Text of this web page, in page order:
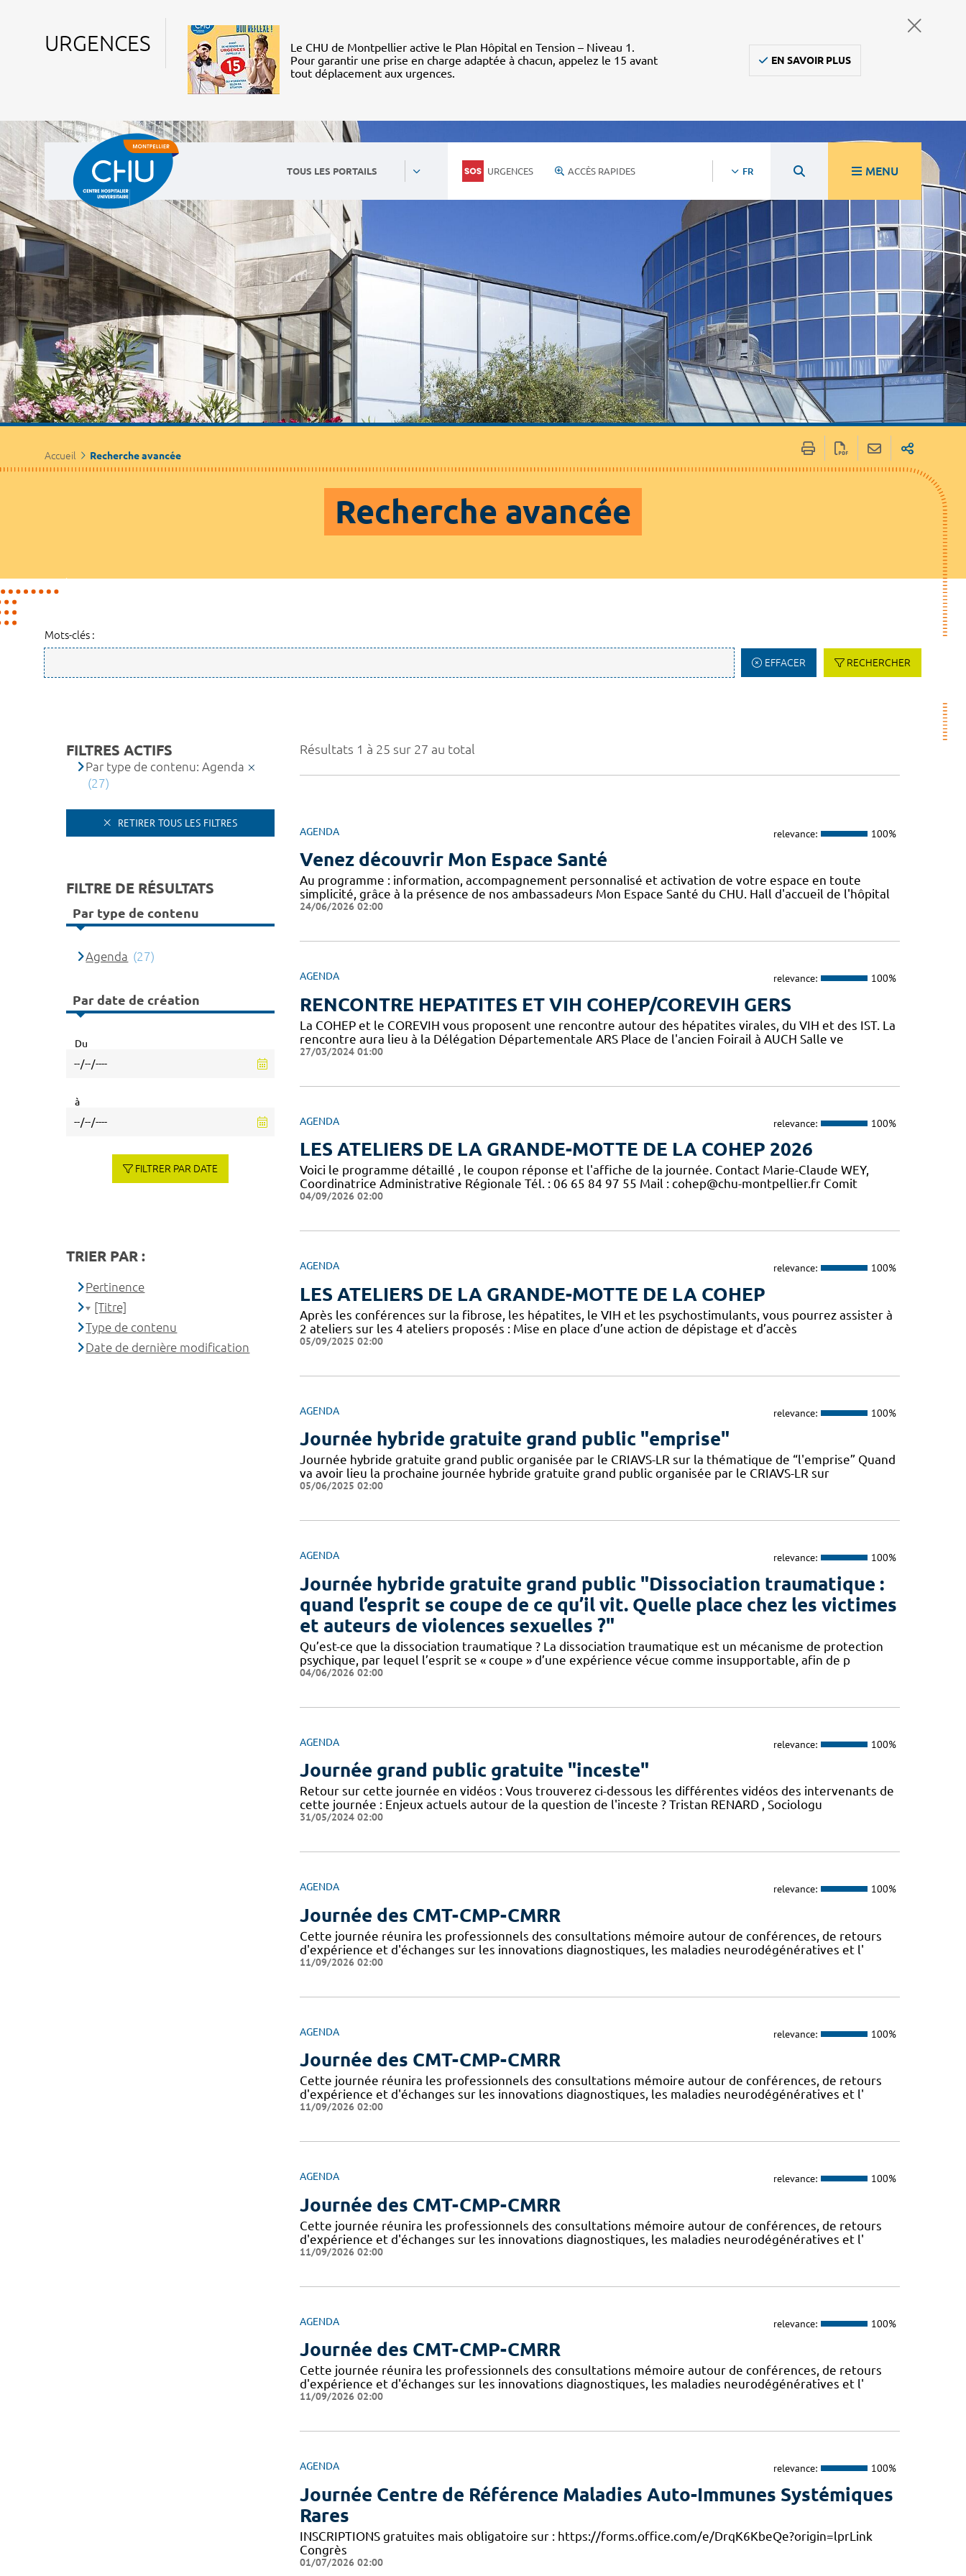
URGENCES
Le CHU de Montpellier active le Plan Hôpital en Tension – Niveau 1.
Pour garantir une prise en charge adaptée à chacun, appelez le 15 avant
tout déplacement aux urgences.
EN SAVOIR PLUS
TOUS LES PORTAILS URGENCES ACCÈS RAPIDES FR MENU
Accueil Recherche avancée
Recherche avancée
Mots-clés :
EFFACER RECHERCHER
Résultats 1 à 25 sur 27 au total
AGENDA relevance: 100%
Venez découvrir Mon Espace Santé
Au programme : information, accompagnement personnalisé et activation de votre espace en toute
simplicité, grâce à la présence de nos ambassadeurs Mon Espace Santé du CHU. Hall d'accueil de l'hôpital
24/06/2026 02:00
AGENDA relevance: 100%
RENCONTRE HEPATITES ET VIH COHEP/COREVIH GERS
La COHEP et le COREVIH vous proposent une rencontre autour des hépatites virales, du VIH et des IST. La
rencontre aura lieu à la Délégation Départementale ARS Place de l'ancien Foirail à AUCH Salle ve
27/03/2024 01:00
AGENDA relevance: 100%
LES ATELIERS DE LA GRANDE-MOTTE DE LA COHEP 2026
Voici le programme détaillé , le coupon réponse et l'affiche de la journée. Contact Marie-Claude WEY,
Coordinatrice Administrative Régionale Tél. : 06 65 84 97 55 Mail : cohep@chu-montpellier.fr Comit
04/09/2026 02:00
AGENDA relevance: 100%
LES ATELIERS DE LA GRANDE-MOTTE DE LA COHEP
Après les conférences sur la fibrose, les hépatites, le VIH et les psychostimulants, vous pourrez assister à
2 ateliers sur les 4 ateliers proposés : Mise en place d’une action de dépistage et d’accès
05/09/2025 02:00
AGENDA relevance: 100%
Journée hybride gratuite grand public "emprise"
Journée hybride gratuite grand public organisée par le CRIAVS-LR sur la thématique de “l'emprise” Quand
va avoir lieu la prochaine journée hybride gratuite grand public organisée par le CRIAVS-LR sur
05/06/2025 02:00
AGENDA relevance: 100%
Journée hybride gratuite grand public "Dissociation traumatique :
quand l’esprit se coupe de ce qu’il vit. Quelle place chez les victimes
et auteurs de violences sexuelles ?"
Qu’est-ce que la dissociation traumatique ? La dissociation traumatique est un mécanisme de protection
psychique, par lequel l’esprit se « coupe » d’une expérience vécue comme insupportable, afin de p
04/06/2026 02:00
AGENDA relevance: 100%
Journée grand public gratuite "inceste"
Retour sur cette journée en vidéos : Vous trouverez ci-dessous les différentes vidéos des intervenants de
cette journée : Enjeux actuels autour de la question de l'inceste ? Tristan RENARD , Sociologu
31/05/2024 02:00
AGENDA relevance: 100%
Journée des CMT-CMP-CMRR
Cette journée réunira les professionnels des consultations mémoire autour de conférences, de retours
d'expérience et d'échanges sur les innovations diagnostiques, les maladies neurodégénératives et l'
11/09/2026 02:00
AGENDA relevance: 100%
Journée des CMT-CMP-CMRR
Cette journée réunira les professionnels des consultations mémoire autour de conférences, de retours
d'expérience et d'échanges sur les innovations diagnostiques, les maladies neurodégénératives et l'
11/09/2026 02:00
AGENDA relevance: 100%
Journée des CMT-CMP-CMRR
Cette journée réunira les professionnels des consultations mémoire autour de conférences, de retours
d'expérience et d'échanges sur les innovations diagnostiques, les maladies neurodégénératives et l'
11/09/2026 02:00
AGENDA relevance: 100%
Journée des CMT-CMP-CMRR
Cette journée réunira les professionnels des consultations mémoire autour de conférences, de retours
d'expérience et d'échanges sur les innovations diagnostiques, les maladies neurodégénératives et l'
11/09/2026 02:00
AGENDA relevance: 100%
Journée Centre de Référence Maladies Auto-Immunes Systémiques
Rares
INSCRIPTIONS gratuites mais obligatoire sur : https://forms.office.com/e/DrqK6KbeQe?origin=lprLink
Congrès
01/07/2026 02:00
FILTRES ACTIFS
Par type de contenu: Agenda
(27)
RETIRER TOUS LES FILTRES
FILTRE DE RÉSULTATS
Par type de contenu
Agenda (27)
Par date de création
Du
à
FILTRER PAR DATE
TRIER PAR :
Pertinence
[Titre]
Type de contenu
Date de dernière modification